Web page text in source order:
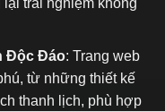
Độc Đáo: Trang web
từ những thiết kế
thanh lịch, phù hợp